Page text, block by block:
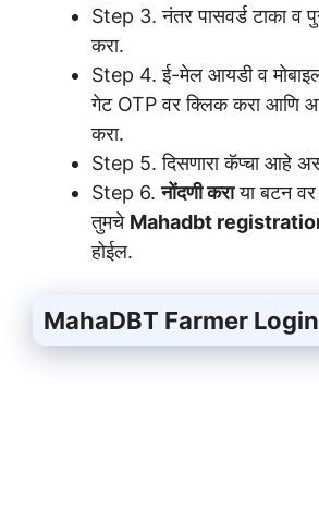
Step 3. नंतर पासवर्ड टाका व
करा.
Step 4. ई-मेल आयडी व
गेट OTP वर क्लिक करा आणि
करा.
Step 5. दिसणारा कॅप्चा आहे
Step 6.नोंदणी कराया बटन
तुमचे Mahadbt
होईल.
MahaDBT Farmer Login